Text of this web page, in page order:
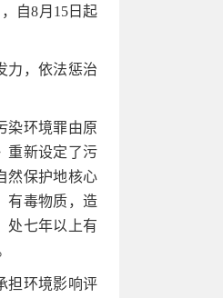
自8月15日起
，依法惩治
环境罪由原
重新设定了污
然保护地核心
有毒物质，造
处七年以上有
担环境影响评